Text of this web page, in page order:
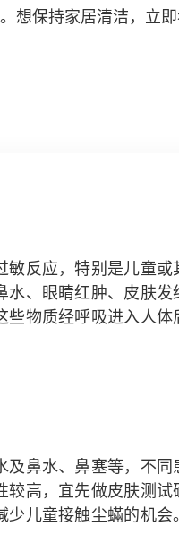
想保持家居清洁，立
敏反应，特别是儿童或
、眼睛红肿、皮肤发
些物质经呼吸进入人体
鼻水、鼻塞等，不同
较高，宜先做皮肤测试
儿童接触尘蟎的机会